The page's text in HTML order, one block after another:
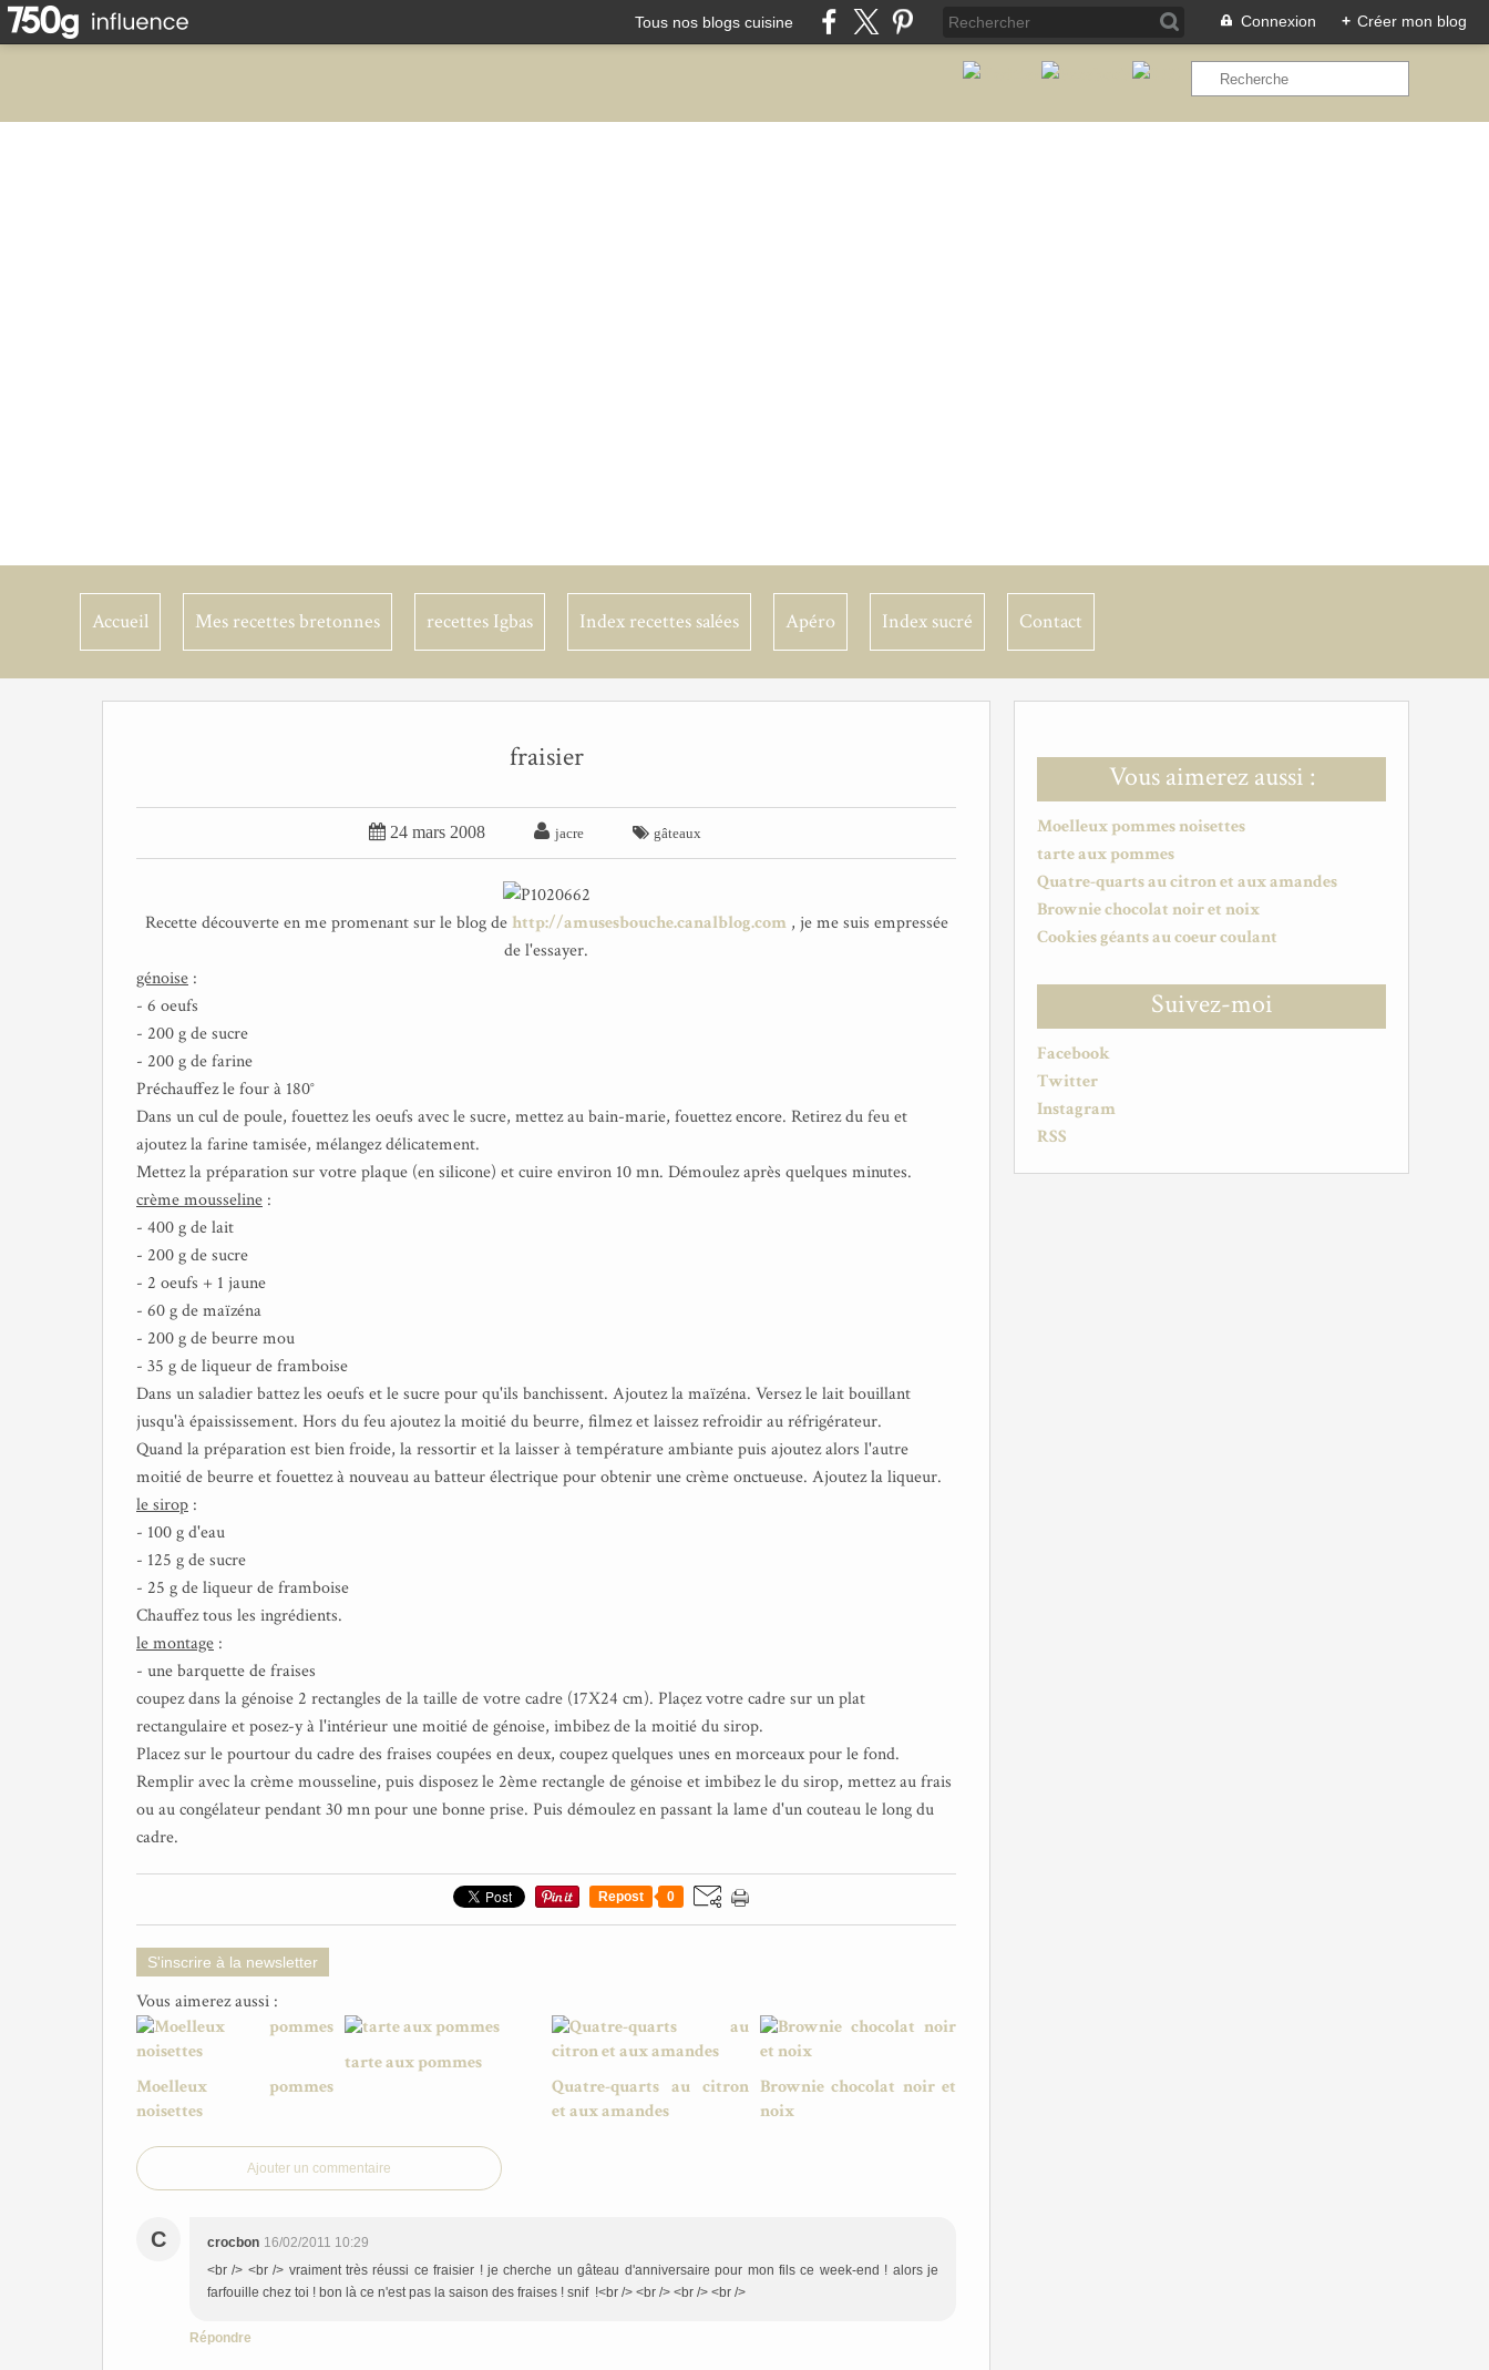
Tous nos blogs cuisine Connexion + Créer mon blog
Accueil Mes recettes bretonnes recettes Igbas Index recettes salées Apéro Index sucré Contact
Vous aimerez aussi :
Moelleux pommes noisettes
tarte aux pommes
Quatre-quarts au citron et aux amandes
Brownie chocolat noir et noix
Cookies géants au coeur coulant
Suivez-moi
Facebook
Twitter
Instagram
RSS
fraisier
 24 mars 2008  jacre  gâteaux
Recette découverte en me promenant sur le blog dehttp://amusesbouche.canalblog.com, je me suis empressée
de l'essayer.
génoise :
- 6 oeufs
- 200 g de sucre
- 200 g de farine
Préchauffez le four à 180°
Dans un cul de poule, fouettez les oeufs avec le sucre, mettez au bain-marie, fouettez encore. Retirez du feu et
ajoutez la farine tamisée, mélangez délicatement.
Mettez la préparation sur votre plaque (en silicone) et cuire environ 10 mn. Démoulez après quelques minutes.
crème mousseline :
- 400 g de lait
- 200 g de sucre
- 2 oeufs + 1 jaune
- 60 g de maïzéna
- 200 g de beurre mou
- 35 g de liqueur de framboise
Dans un saladier battez les oeufs et le sucre pour qu'ils banchissent. Ajoutez la maïzéna. Versez le lait bouillant
jusqu'à épaississement. Hors du feu ajoutez la moitié du beurre, filmez et laissez refroidir au réfrigérateur.
Quand la préparation est bien froide, la ressortir et la laisser à température ambiante puis ajoutez alors l'autre
moitié de beurre et fouettez à nouveau au batteur électrique pour obtenir une crème onctueuse. Ajoutez la liqueur.
le sirop :
- 100 g d'eau
- 125 g de sucre
- 25 g de liqueur de framboise
Chauffez tous les ingrédients.
le montage :
- une barquette de fraises
coupez dans la génoise 2 rectangles de la taille de votre cadre (17X24 cm). Plaçez votre cadre sur un plat
rectangulaire et posez-y à l'intérieur une moitié de génoise, imbibez de la moitié du sirop.
Placez sur le pourtour du cadre des fraises coupées en deux, coupez quelques unes en morceaux pour le fond.
Remplir avec la crème mousseline, puis disposez le 2ème rectangle de génoise et imbibez le du sirop, mettez au frais
ou au congélateur pendant 30 mn pour une bonne prise. Puis démoulez en passant la lame d'un couteau le long du
cadre.
Repost 0
S'inscrire à la newsletter
Vous aimerez aussi :
Moelleux pommes
noisettes
tarte aux pommes
Quatre-quarts au citron
et aux amandes
Brownie chocolat noir et
noix
Ajouter un commentaire
C crocbon 16/02/2011 10:29
<br /> <br /> vraiment très réussi ce fraisier ! je cherche un gâteau d'anniversaire pour mon fils ce week-end ! alors je
farfouille chez toi ! bon là ce n'est pas la saison des fraises ! snif !<br /> <br /> <br /> <br />
Répondre